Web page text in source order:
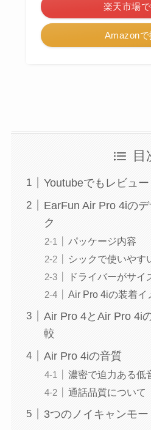
Amazonで
楽天市場
目
Youtubeでもレビュ
EarFun Air Pro 4iの
ク
パッケージ内容
シックで使いやす
ドライバーがサイ
Air Pro 4iの装着イ
Air Pro 4とAir Pro 4i
較
Air Pro 4iの音質
濃密で迫力ある低
通話品質について
3つのノイキャンモ